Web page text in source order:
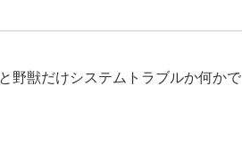
野獣だけシステムトラブルか何かで